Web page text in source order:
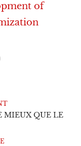
of
MIEUX QUE LE